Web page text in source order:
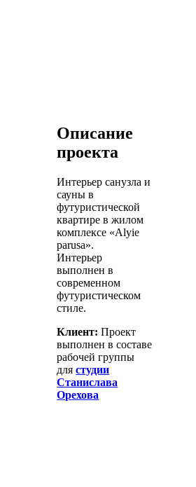
Описание
проекта
Интерьер санузла и
сауны в
футуристической
квартире в жилом
комплексе «Alyie
parusa».
Интерьер
выполнен в
современном
футуристическом
стиле.
Клиент:Проект
выполнен в составе
рабочей группы
длястудии
Станислава
Орехова